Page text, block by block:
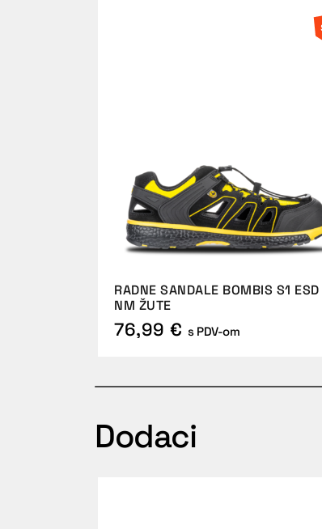
RADNE SANDALE BOMBIS S1 ESD
NM ŽUTE
76,99 € s PDV-om
Dodaci